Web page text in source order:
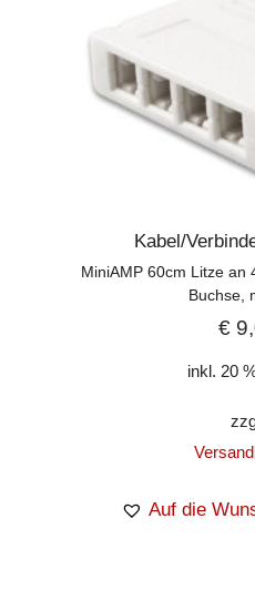
Kabel/
MiniAMP 60cm Litze an
Buchse,
€
inkl. 20
Auf die